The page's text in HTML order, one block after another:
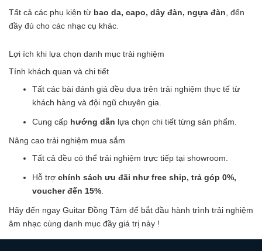
Tất cả các phụ kiện từ bao da, capo, dây đàn, ngựa đàn , đến
đầy đủ cho các nhạc cụ khác.
Lợi ích khi lựa chọn danh mục trải nghiệm
Tính khách quan và chi tiết
Tất các bài đánh giá đều dựa trên trải nghiệm thực tế từ
khách hàng và đội ngũ chuyên gia.
Cung cấp hướng dẫn lựa chọn chi tiết từng sản phẩm.
Nâng cao trải nghiệm mua sắm
Tất cả đều có thể trải nghiệm trực tiếp tại showroom.
Hỗ trợ chính sách ưu đãi như free ship, trả góp 0%,
voucher đến 15%
Hãy đến ngay Guitar Đồng Tâm để bắt đầu hành trình trải nghiệm
âm nhạc cùng danh mục đầy giá trị này !